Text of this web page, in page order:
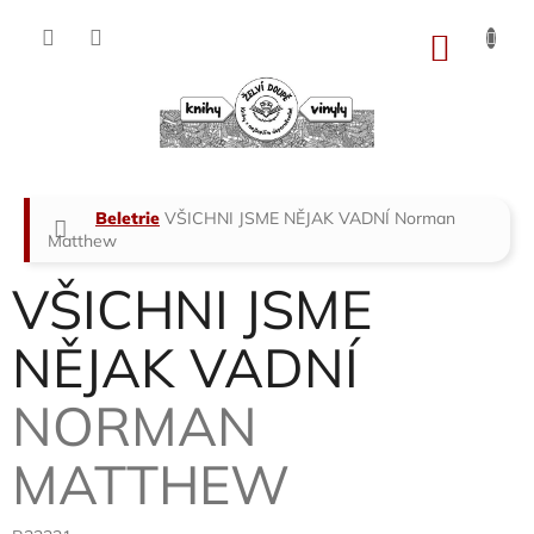
Domů
Beletrie VŠICHNI JSME NĚJAK VADNÍ Norman
Matthew
VŠICHNI JSME
NĚJAK VADNÍ
NORMAN
MATTHEW